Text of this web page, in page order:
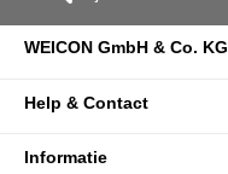
WEICON GmbH & Co. KG
Help & Contact
Informatie